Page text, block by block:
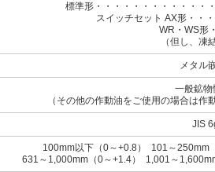
標準形・・・・・・・・・・・・
スイッチセット AX形・・
WR・WS形・
（但し、凍
メタル
一般鉱物
（その他の作動油をご使用の場合は作
JIS
100mm以下（0～+0.8） 101～250mm
631～1,000mm（0～+1.4） 1,001～